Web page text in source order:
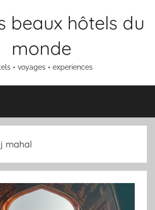
beaux hôtels du
monde
+ voyages + experiences
mahal